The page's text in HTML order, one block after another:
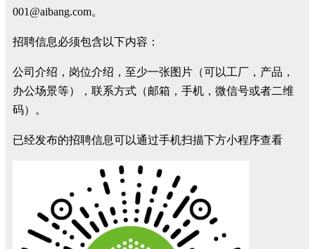
001@aibang.com。
招聘信息必须包含以下内容：
公司介绍，岗位介绍，至少一张图片（可以工厂，产品，
办公场景等），联系方式（邮箱，手机，微信号或者二维
码）。
已经发布的招聘信息可以通过手机扫描下方小程序查看